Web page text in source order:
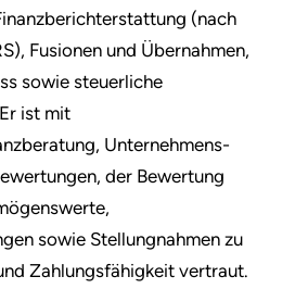
(nach
Fusionen und Übernahmen,
sowie steuerliche
ist mit
Unternehmens-
der Bewertung
sowie Stellungnahmen zu
Zahlungsfähigkeit vertraut.